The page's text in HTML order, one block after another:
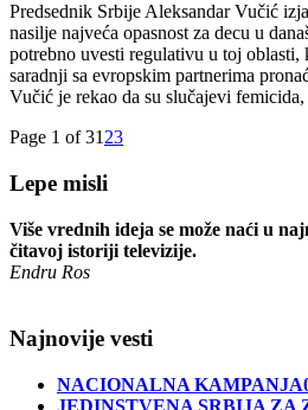
Predsednik Srbije Aleksandar Vučić
nasilje najveća opasnost za decu u
potrebno uvesti regulativu u toj oblasti,
saradnji sa evropskim partnerima
Vučić je rekao da su slučajevi
Page 1 of 31 23
Lepe misli
Više vrednih ideja se može naći u
čitavoj istoriji televizije.
Endru Ros
Najnovije vesti
NACIONALNA KAMPANJA
JEDINSTVENA SRBIJA ZA